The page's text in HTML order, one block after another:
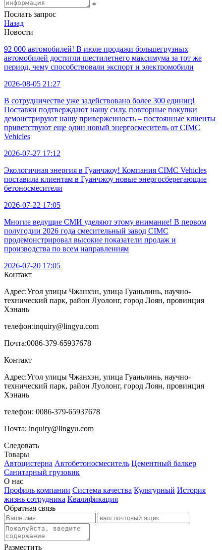
*
Послать запрос
Назад
Новости
92 000 автомобилей! В июле продажи большегрузных
автомобилей достигли шестилетнего максимума за тот же
период, чему способствовали экспорт и электромобили
2026-08-05 21:27
В сотрудничестве уже задействовано более 300 единиц!
Поставки подтверждают нашу силу, повторные покупки
демонстрируют нашу приверженность – постоянные клиенты
приветствуют еще один новый энергосмеситель от CIMC
Vehicles
2026-07-27 17:12
Экологичная энергия в Гуанчжоу! Компания CIMC Vehicles
поставила клиентам в Гуанчжоу новые энергосберегающие
бетоносмесители
2026-07-22 17:05
Многие ведущие СМИ уделяют этому внимание! В первом
полугодии 2026 года смесительный завод CIMC
продемонстрировал высокие показатели продаж и
производства по всем направлениям
2026-07-20 17:05
Контакт
Адрес:Угол улицы Чжанхэн, улица Гуаньлинь, научно-
технический парк, район Луолонг, город Лоян, провинция
Хэнань
телефон:inquiry@lingyu.com
Почта:0086-379-65937678
Контакт
Адрес:Угол улицы Чжанхэн, улица Гуаньлинь, научно-
технический парк, район Луолонг, город Лоян, провинция
Хэнань
телефон: 0086-379-65937678
Почта: inquiry@lingyu.com
Следовать
Товары
Автоцистерна Автобетоносмеситель Цементный балкер
Санитарный грузовик
О нас
Профиль компании Система качества Культурный История
жизнь сотрудника Квалификация
Обратная связь
Разместить